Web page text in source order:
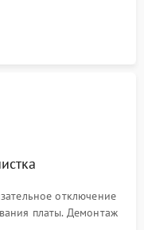
тока с помощью
проблемы.
отключение
платы. Демонтаж